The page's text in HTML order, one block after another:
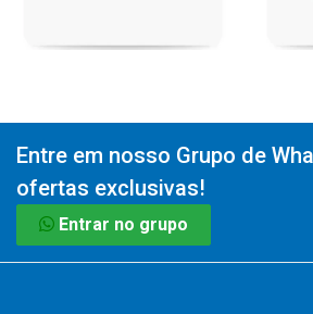
Entre em nosso Grupo de
ofertas exclusivas!
Entrar no grupo